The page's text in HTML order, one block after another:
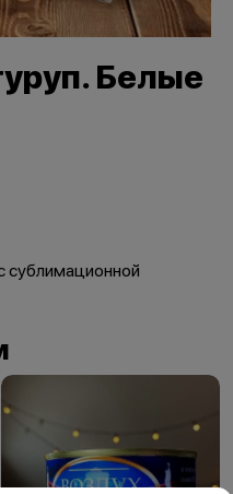
Белые
сублимационной